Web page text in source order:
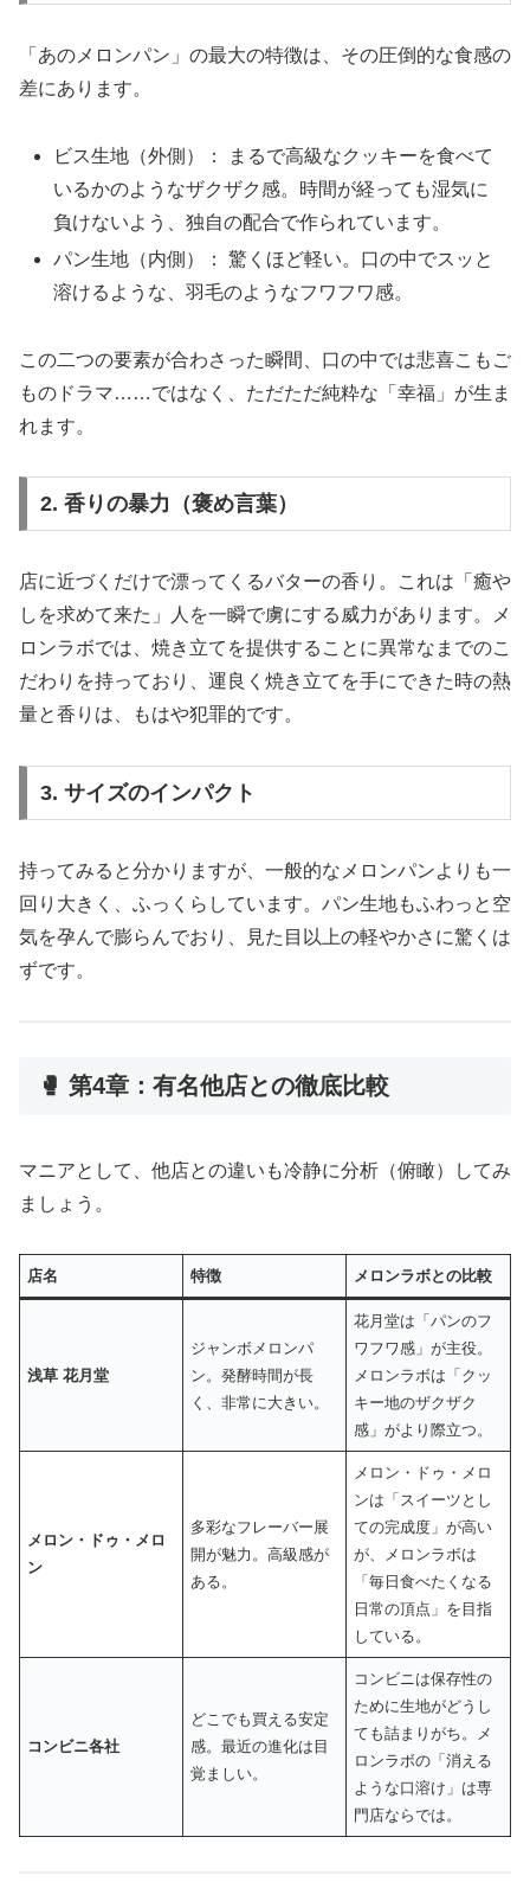
「あのメロンパン」の最大の特徴は、その圧倒的な食感の
差にあります。
ビス生地（外側）： まるで高級なクッキーを食べて
いるかのようなザクザク感。時間が経っても湿気に
負けないよう、独自の配合で作られています。
パン生地（内側）： 驚くほど軽い。口の中でスッと
溶けるような、羽毛のようなフワフワ感。
この二つの要素が合わさった瞬間、口の中では悲喜こもご
ものドラマ……ではなく、ただただ純粋な「幸福」が生ま
れます。
2. 香りの暴力（褒め言葉）
店に近づくだけで漂ってくるバターの香り。これは「癒や
しを求めて来た」人を一瞬で虜にする威力があります。メ
ロンラボでは、焼き立てを提供することに異常なまでのこ
だわりを持っており、運良く焼き立てを手にできた時の熱
量と香りは、もはや犯罪的です。
3. サイズのインパクト
持ってみると分かりますが、一般的なメロンパンよりも一
回り大きく、ふっくらしています。パン生地もふわっと空
気を孕んで膨らんでおり、見た目以上の軽やかさに驚くは
ずです。
🥊 第4章：有名他店との徹底比較
マニアとして、他店との違いも冷静に分析（俯瞰）してみ
ましょう。
店名 特徴 メロンラボとの比較
浅草 花月堂
ジャンボメロンパ
ン。発酵時間が長
く、非常に大きい。
花月堂は「パンのフ
ワフワ感」が主役。
メロンラボは「クッ
キー地のザクザク
感」がより際立つ。
メロン・ドゥ・メロ
ン
多彩なフレーバー展
開が魅力。高級感が
ある。
メロン・ドゥ・メロ
ンは「スイーツとし
ての完成度」が高い
が、メロンラボは
「毎日食べたくなる
日常の頂点」を目指
している。
コンビニ各社
どこでも買える安定
感。最近の進化は目
覚ましい。
コンビニは保存性の
ために生地がどうし
ても詰まりがち。メ
ロンラボの「消える
ような口溶け」は専
門店ならでは。